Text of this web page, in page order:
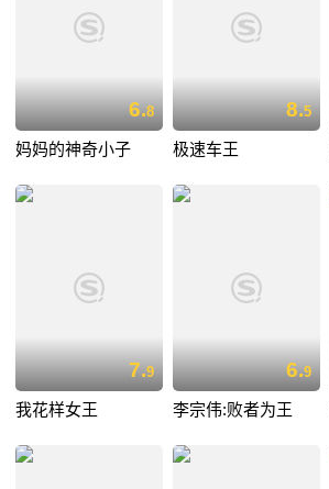
6.8
妈妈的神奇小子
8.5
极速车王
7.9
我花样女王
6.9
李宗伟:败者为王